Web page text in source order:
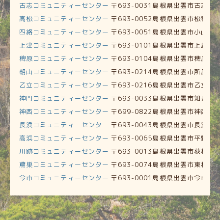
古志コミュニティーセンター 〒693-0031島根県出雲市古志町
高松コミュニティーセンター 〒693-0052島根県出雲市松寄下
四絡コミュニティーセンター 〒693-0051島根県出雲市小山町
上津コミュニティーセンター 〒693-0101島根県出雲市上島町
稗原コミュニティーセンター 〒693-0104島根県出雲市稗原町
朝山コミュニティーセンター 〒693-0214島根県出雲市所原町
乙立コミュニティーセンター 〒693-0216島根県出雲市乙立町
神門コミュニティーセンター 〒693-0033島根県出雲市知井宮
神西コミュニティーセンター 〒699-0822島根県出雲市神西沖
長浜コミュニティーセンター 〒693-0043島根県出雲市長浜町
高浜コミュニティーセンター 〒693-0065島根県出雲市平野町
川跡コミュニティーセンター 〒693-0013島根県出雲市荻杼町
鳶巣コミュニティーセンター 〒693-0074島根県出雲市東林木
今市コミュニティーセンター 〒693-0001島根県出雲市今市町